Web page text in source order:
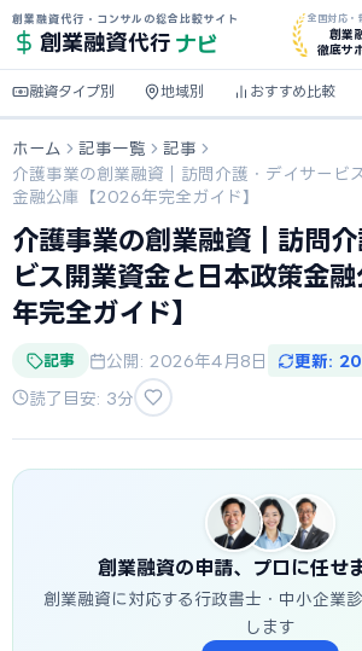
創業融資代行・コンサルの総合比較サイト
創業融資代行 ナビ
全国対応・
創業
徹底サ
融資タイプ別 地域別 おすすめ比較
ホーム 記事一覧
記事
介護事業の創業融資｜訪問介護・デイサービ
金融公庫【2026年完全ガイド】
介護事業の創業融資｜訪問
ビス開業資金と日本政策金
年完全ガイド】
記事 公開: 2026年4月8日 更新:
読了目安: 3分
創業融資の申請、プロに任せ
創業融資に対応する行政書士・中小企業
します